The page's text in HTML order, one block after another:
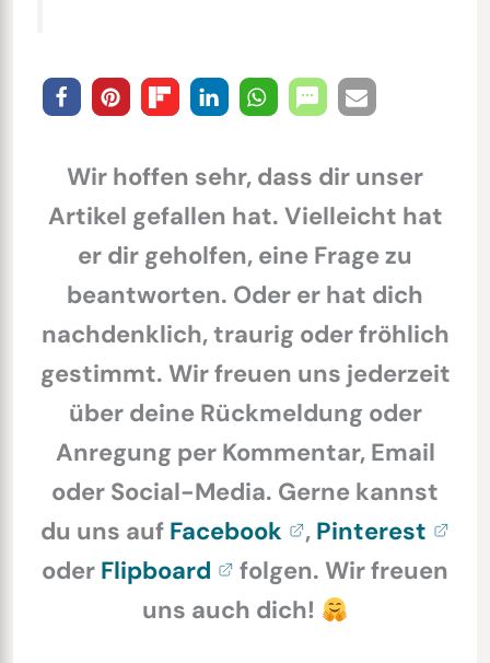
Wir hoffen sehr, dass dir unser
Artikel gefallen hat. Vielleicht hat
er dir geholfen, eine Frage zu
beantworten. Oder er hat dich
nachdenklich, traurig oder fröhlich
gestimmt. Wir freuen uns jederzeit
über deine Rückmeldung oder
Anregung per Kommentar, Email
oder Social-Media. Gerne kannst
du uns auf Facebook , Pinterest
oder Flipboard
folgen. Wir freuen
uns auch dich!